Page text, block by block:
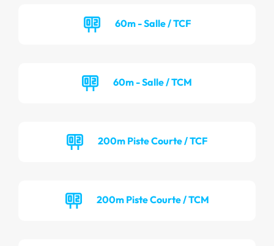
60m - Salle / TCF
60m - Salle / TCM
200m Piste Courte / TCF
200m Piste Courte / TCM